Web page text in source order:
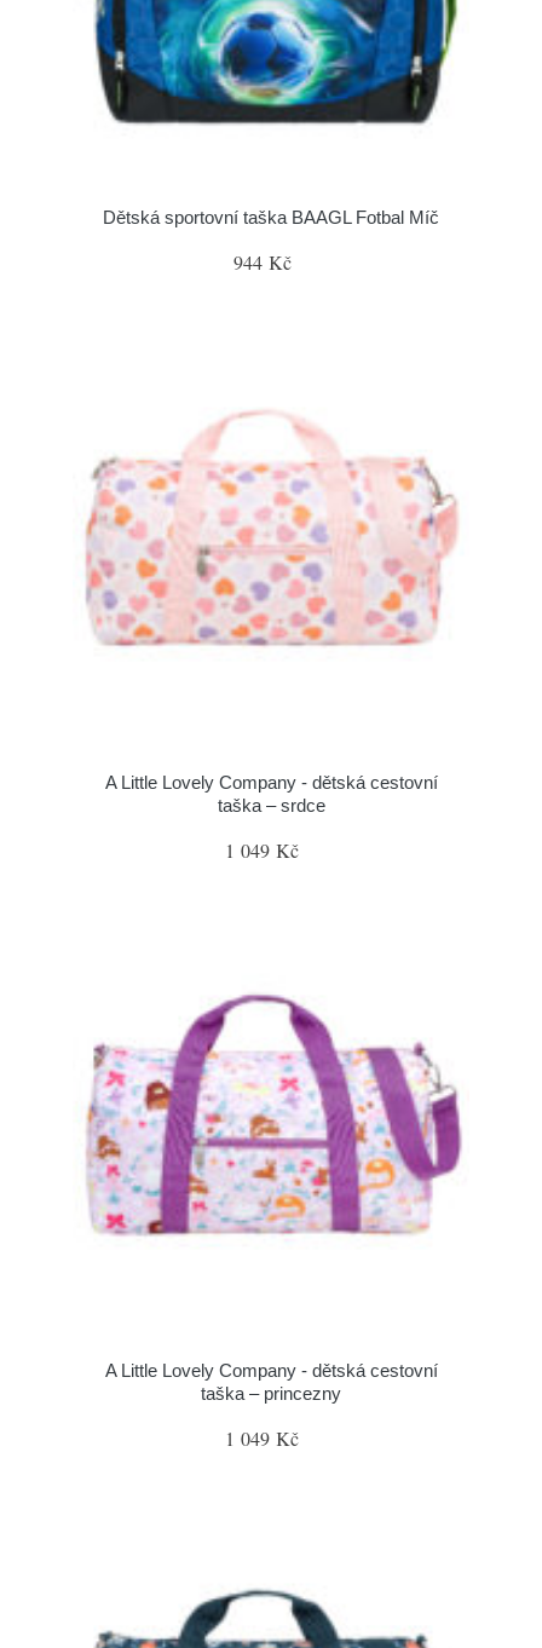
Dětská sportovní taška BAAGL Fotbal Míč
944 Kč
A Little Lovely Company - dětská cestovní
taška – srdce
1 049 Kč
A Little Lovely Company - dětská cestovní
taška – princezny
1 049 Kč